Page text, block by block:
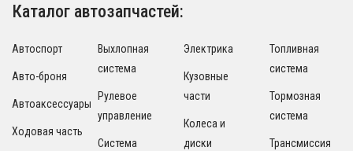
Каталог автозапчастей:
Автоспорт
Авто-броня
Автоаксессуары
Ходовая часть
Выхлопная
система
Рулевое
управление
Система
Электрика
Кузовные
части
Колеса и
диски
Топливная
система
Тормозная
система
Трансмиссия